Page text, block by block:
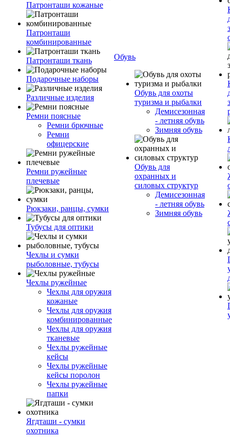
Патронташи кожаные
Патронташи
комбинированные
Патронташи ткань
Подарочные наборы
Различные изделия
Ремни поясные
Ремни брючные
Ремни
офицерские
Ремни ружейные
плечевые
Рюкзаки, ранцы, сумки
Тубусы для оптики
Чехлы и сумки
рыболовные, тубусы
Чехлы ружейные
Чехлы для оружия
кожаные
Чехлы для оружия
комбинированные
Чехлы для оружия
тканевые
Чехлы ружейные
кейсы
Чехлы ружейные
кейсы поролон
Чехлы ружейные
папки
Ягдташи - сумки
охотника
Обувь
Обувь для охоты
туризма и рыбалки
Демисезонная
- летняя обувь
Зимняя обувь
Обувь для
охранных и
силовых структур
Демисезонная
- летняя обувь
Зимняя обувь